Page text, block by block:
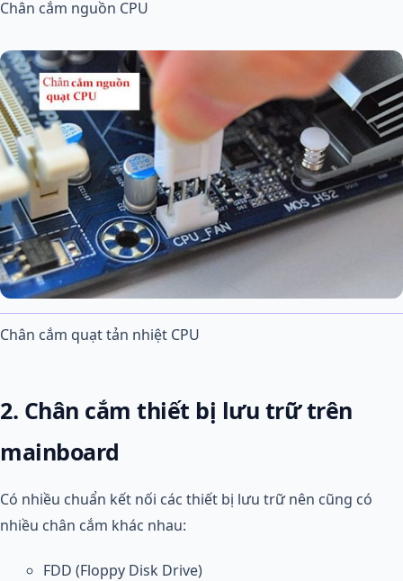
Chân cắm nguồn CPU
Chân cắm quạt tản nhiệt CPU
2. Chân cắm thiết bị lưu trữ trên
mainboard
Có nhiều chuẩn kết nối các thiết bị lưu trữ nên cũng có
nhiều chân cắm khác nhau:
FDD (Floppy Disk Drive)